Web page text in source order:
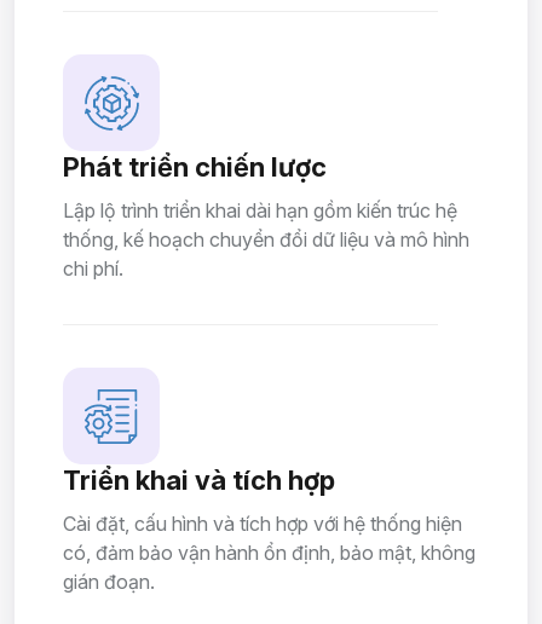
Phát triển chiến lược
Lập lộ trình triển khai dài hạn gồm kiến trúc hệ
thống, kế hoạch chuyển đổi dữ liệu và mô hình
chi phí.
Triển khai và tích hợp
Cài đặt, cấu hình và tích hợp với hệ thống hiện
có, đảm bảo vận hành ổn định, bảo mật, không
gián đoạn.